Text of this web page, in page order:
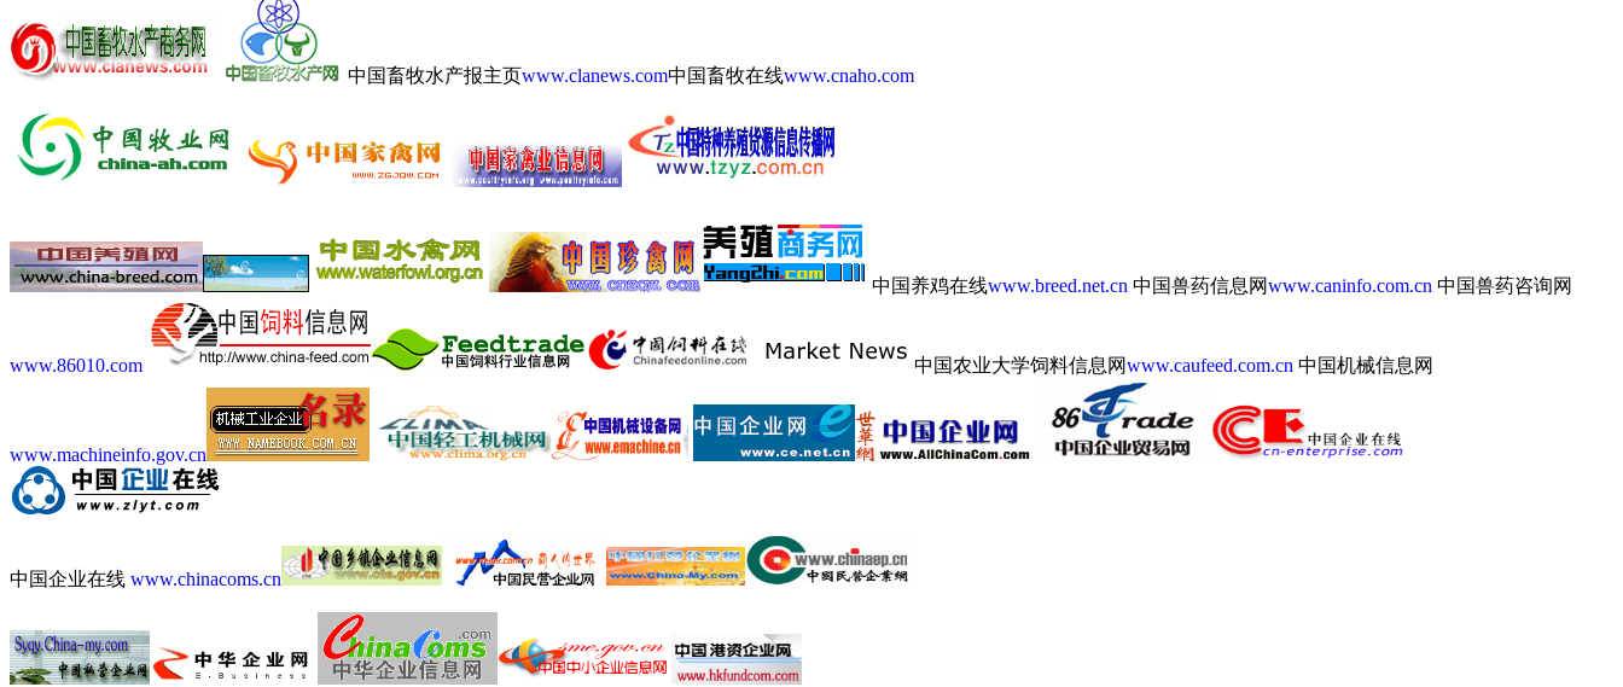
中国畜牧水产报主页www.clanews.com中国畜牧在线www.cnaho.com
中国养鸡在线www.breed.net.cn 中国兽药信息网www.caninfo.com.cn 中国兽药咨询网
www.86010.com 中国农业大学饲料信息网www.caufeed.com.cn 中国机械信息网
www.machineinfo.gov.cn
中国企业在线 www.chinacoms.cn